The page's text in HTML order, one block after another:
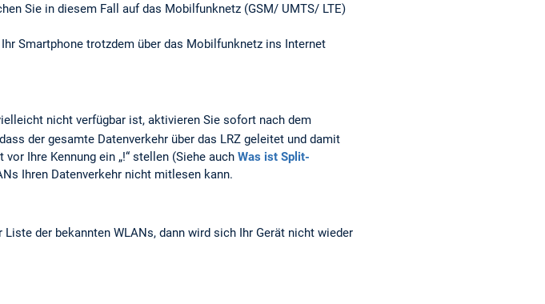
Sie in diesem Fall auf das Mobilfunknetz (GSM/ UMTS/ LTE)
Smartphone trotzdem über das Mobilfunknetz ins Internet
nicht verfügbar ist, aktivieren Sie sofort nach dem
der gesamte Datenverkehr über das LRZ geleitet und damit
Ihre Kennung ein „!“ stellen (Siehe auch Was ist Split-
Ihren Datenverkehr nicht mitlesen kann.
der bekannten WLANs, dann wird sich Ihr Gerät nicht wieder